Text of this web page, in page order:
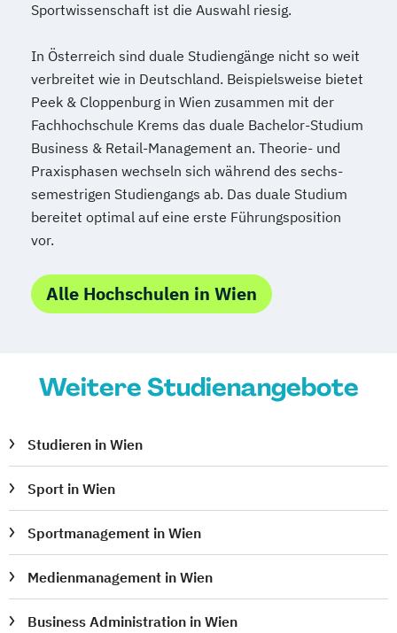
Sportwissenschaft ist die Auswahl riesig.
In Österreich sind duale Studiengänge nicht so weit
verbreitet wie in Deutschland. Beispielsweise bietet
Peek & Cloppenburg in Wien zusammen mit der
Fachhochschule Krems das duale Bachelor-Studium
Business & Retail-Management an. Theorie- und
Praxisphasen wechseln sich während des sechs-
semestrigen Studiengangs ab. Das duale Studium
bereitet optimal auf eine erste Führungsposition
vor.
Alle Hochschulen in Wien
Weitere Studienangebote
Studieren in Wien
Sport in Wien
Sportmanagement in Wien
Medienmanagement in Wien
Business Administration in Wien